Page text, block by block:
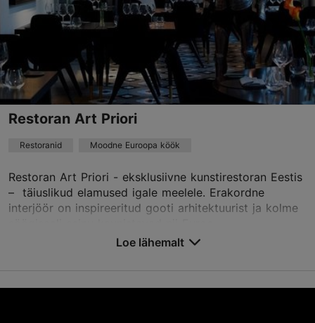
Restoran Art Priori
Restoranid Moodne Euroopa köök
Restoran Art Priori - eksklusiivne kunstirestoran Eestis
– täiuslikud elamused igale meelele. Erakordne
interjöör on inspireeritud gooti arhitektuurist ja kolme
Loe lähemalt